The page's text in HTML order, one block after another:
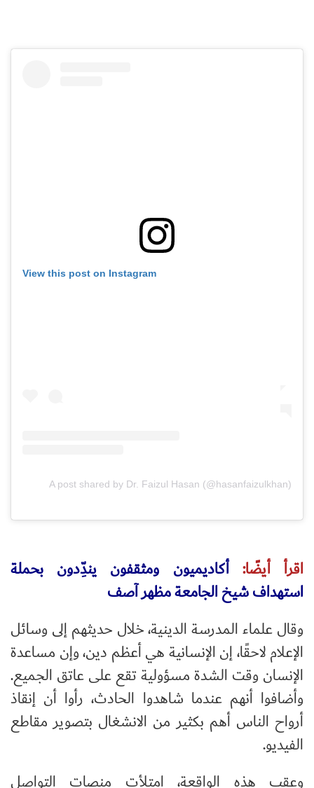
View this post on Instagram
A post shared by Dr. Faizul Hasan (@hasanfaizulkhan)
اقرأ أيضًا: أكاديميون ومثقفون يندِّدون بحملة
استهداف شيخ الجامعة مظهر آصف
وقال علماء المدرسة الدينية، خلال حديثهم إلى وسائل
الإعلام لاحقًا، إن الإنسانية هي أعظم دين، وإن مساعدة
الإنسان وقت الشدة مسؤولية تقع على عاتق الجميع.
وأضافوا أنهم عندما شاهدوا الحادث، رأوا أن إنقاذ
أرواح الناس أهم بكثير من الانشغال بتصوير مقاطع
الفيديو.
وعقب هذه الواقعة، امتلأت منصات التواصل